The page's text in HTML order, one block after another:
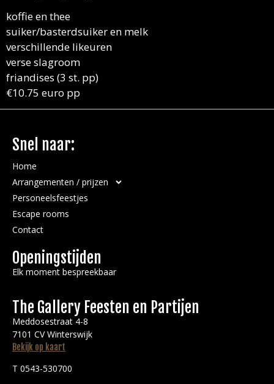
koffie en thee
suiker/basterdsuiker en melk
verschillende likeuren
verse slagroom
friandises (3 st. pp)
€10.75 euro pp
Snel naar:
Home
Arrangementen / prijzen
Personeelsfeestjes
Escape rooms
Contact
Openingstijden
Elk moment bespreekbaar
The Gallery Feesten en Partijen
Meddosestraat 4-8
7101 CV Winterswijk
Bekijk op kaart
T 0543-530700